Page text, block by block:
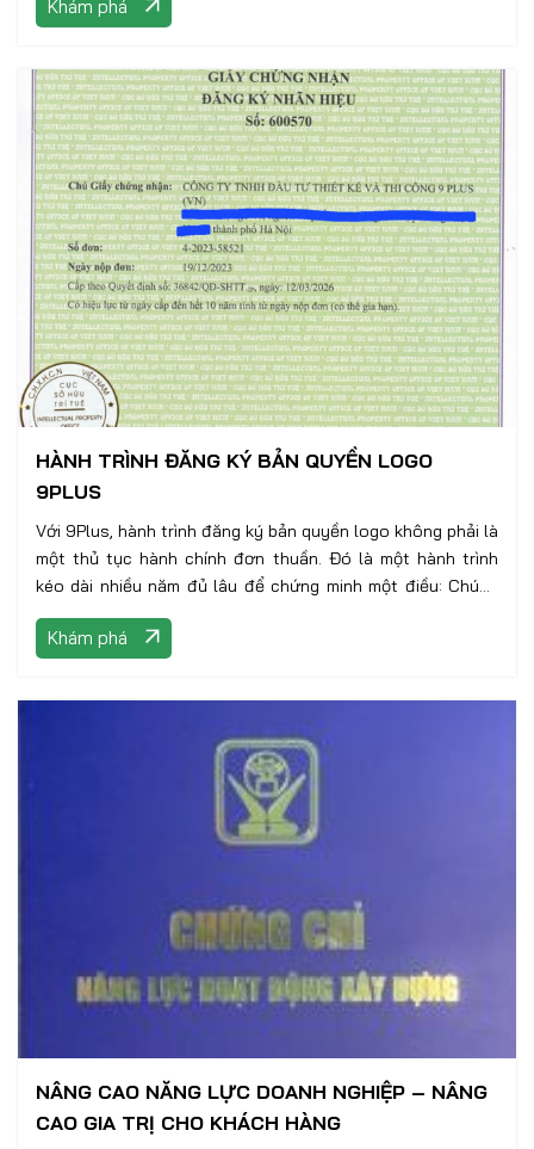
Khám phá
HÀNH TRÌNH ĐĂNG KÝ BẢN QUYỀN LOGO
9PLUS
Với 9Plus, hành trình đăng ký bản quyền logo không phải là
một thủ tục hành chính đơn thuần. Đó là một hành trình
kéo dài nhiều năm đủ lâu để chứng minh một điều: Chúng
tôi nghiêm túc với thương hiệu của mình, và nghiêm túc với
từng công trình của khách hàng.
Khám phá
NÂNG CAO NĂNG LỰC DOANH NGHIỆP – NÂNG
CAO GIA TRỊ CHO KHÁCH HÀNG